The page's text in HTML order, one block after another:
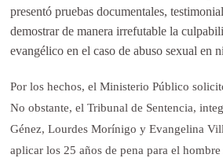
presentó pruebas documentales,
demostrar de manera irrefutable la
evangélico en el caso de abuso sexual en
Por los hechos, el Ministerio Público
No obstante, el Tribunal de Sentencia,
Génez, Lourdes Morínigo y Evangelina
aplicar los 25 años de pena para el